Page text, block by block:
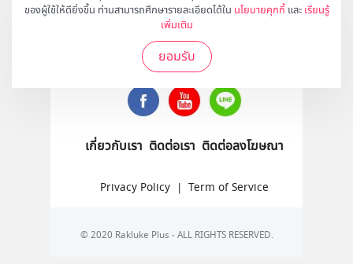
ของผู้ใช้ให้ดียิ่งขึ้น ท่านสามารถศึกษารายละเอียดได้ใน นโยบายคุกกี้ และ เรียนรู้
เพิ่มเติม
ยอมรับ
ติดตามเราได้ที่
เกี่ยวกับเรา ติดต่อเรา ติดต่อลงโฆษณา
Privacy Policy | Term of Service
© 2020 Rakluke Plus - ALL RIGHTS RESERVED.